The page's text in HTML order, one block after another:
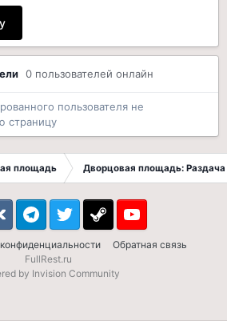
0 пользователей онлайн
пользователя не
страницу
площадь Дворцовая площадь: Раздача
Обратная связь
TelegramTwitter Steam Youtube
FullRest.ru
by Invision Community